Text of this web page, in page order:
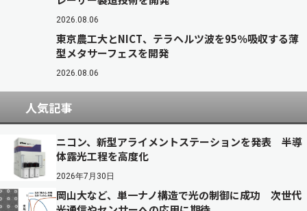
2026.08.06
東京農工大とNICT、テラヘルツ波を95％吸収する薄
型メタサーフェスを開発
2026.08.06
人気記事
ニコン、新型アライメントステーションを発表 半導
体露光工程を高度化
2026年7月30日
岡山大など、単一ナノ構造で光の制御に成功 次世代